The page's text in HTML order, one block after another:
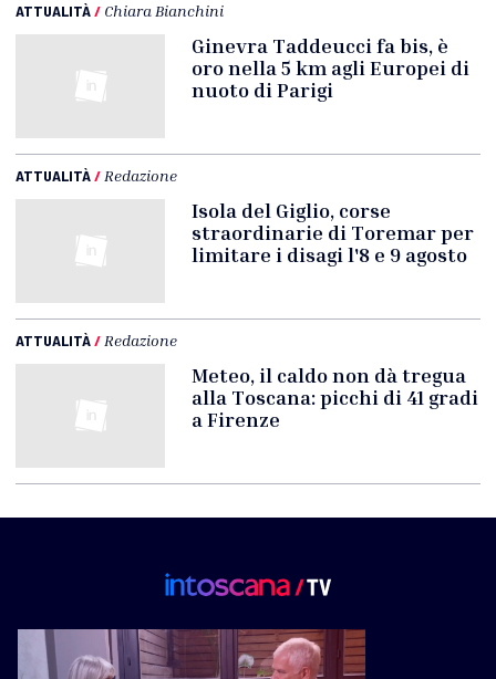
ATTUALITÀ/ Chiara Bianchini
Ginevra Taddeucci fa bis, è
oro nella 5 km agli Europei di
nuoto di Parigi
ATTUALITÀ/ Redazione
Isola del Giglio, corse
straordinarie di Toremar per
limitare i disagi l'8 e 9 agosto
ATTUALITÀ/ Redazione
Meteo, il caldo non dà tregua
alla Toscana: picchi di 41 gradi
a Firenze